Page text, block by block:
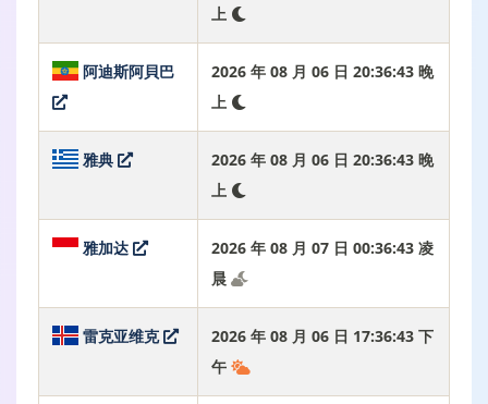
上
阿迪斯阿貝巴
2026 年 08 月 06 日 20:36:44 晚
上
雅典
2026 年 08 月 06 日 20:36:44 晚
上
雅加达
2026 年 08 月 07 日 00:36:44 凌
晨
雷克亚维克
2026 年 08 月 06 日 17:36:44 下
午